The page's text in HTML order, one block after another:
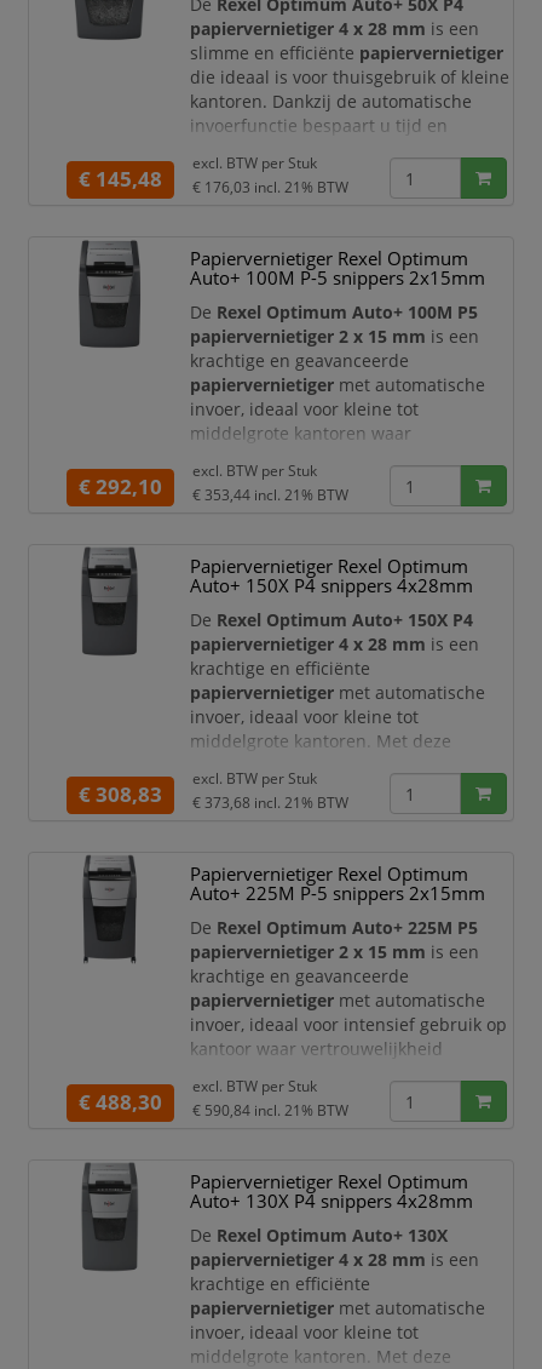
papiervernietiger 4 x 28 mm is een
slimme en efficiënte papiervernietiger
die ideaal is voor thuisgebruik of kleine
kantoren. Dankzij de automatische
invoerfunctie bespaart u tijd en
moeiteloos.
mm)en heeft eenveiligheidsniveau
DIN P-4, wat zorgt voor een
betrouwbare bescherming van
vertrouwelijke informat
€ 145,48
excl. BTW per Stuk
€ 176,03 incl. 21% BTW
Papiervernietiger Rexel Optimum
Auto+ 100M P-5 snippers 2x15mm
De Rexel Optimum Auto+ 100M P5
papiervernietiger 2 x 15 mm is een
krachtige en geavanceerde
papiervernietiger met automatische
invoer, ideaal voor kleine tot
middelgrote kantoren waar
deze shredder vernietigt u
documenten snel, veilig en volledig
Deze papiervernietiger maakt gebruik
van eenmicro-cut snijtechniek (2 x 15
mm)en beschikt over een
veiligheidsniveau DIN P-5, wat zorgt
voor een zeer
€ 292,10
excl. BTW per Stuk
€ 353,44 incl. 21% BTW
Papiervernietiger Rexel Optimum
Auto+ 150X P4 snippers 4x28mm
De Rexel Optimum Auto+ 150X P4
papiervernietiger 4 x 28 mm is een
krachtige en efficiënte
papiervernietiger met automatische
invoer, ideaal voor kleine tot
middelgrote kantoren. Met deze
documenten snel, veilig en volledig
handsfree.
cross-cut snijtechniek (4 x 28 mm)
beschikt over eenveiligheidsniveau
DIN P-4, wat zorgt voor een
betrouwbare bescherming van
gevoelige
€ 308,83
excl. BTW per Stuk
€ 373,68 incl. 21% BTW
Papiervernietiger Rexel Optimum
Auto+ 225M P-5 snippers 2x15mm
De Rexel Optimum Auto+ 225M P5
papiervernietiger 2 x 15 mm is een
krachtige en geavanceerde
papiervernietiger met automatische
invoer, ideaal voor intensief gebruik op
kantoor waar vertrouwelijkheid
vernietigt u grote hoeveelheden
documenten snel, veilig en volledig
Deze papiervernietiger werkt met een
micro-cut snijtechniek (2 x 15 mm)
beschikt over eenveiligheidsniveau
DIN P-5, wat zorgt voor e
€ 488,30
excl. BTW per Stuk
€ 590,84 incl. 21% BTW
Papiervernietiger Rexel Optimum
Auto+ 130X P4 snippers 4x28mm
De Rexel Optimum Auto+ 130X
papiervernietiger 4 x 28 mm is een
krachtige en efficiënte
papiervernietiger met automatische
invoer, ideaal voor kleine tot
middelgrote kantoren. Met deze